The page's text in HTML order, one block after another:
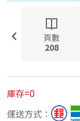
頁數
208
庫存=0
運送方式：